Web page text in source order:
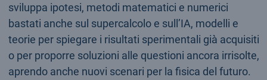
sviluppa ipotesi, metodi matematici e numerici
bastati anche sul supercalcolo e sull’IA, modelli e
teorie per spiegare i risultati sperimentali già acquisiti
o per proporre soluzioni alle questioni ancora irrisolte,
aprendo anche nuovi scenari per la fisica del futuro.